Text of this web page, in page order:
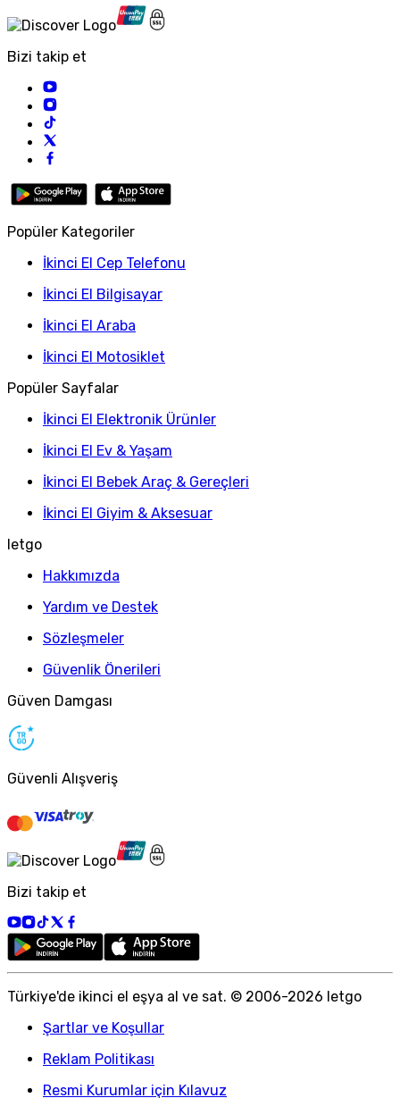
Bizi takip et
Popüler Kategoriler
İkinci El Cep Telefonu
İkinci El Bilgisayar
İkinci El Araba
İkinci El Motosiklet
Popüler Sayfalar
İkinci El Elektronik Ürünler
İkinci El Ev & Yaşam
İkinci El Bebek Araç & Gereçleri
İkinci El Giyim & Aksesuar
letgo
Hakkımızda
Yardım ve Destek
Sözleşmeler
Güvenlik Önerileri
Güven Damgası
Güvenli Alışveriş
Bizi takip et
Türkiye'de ikinci el eşya al ve sat. © 2006-2026 letgo
Şartlar ve Koşullar
Reklam Politikası
Resmi Kurumlar için Kılavuz